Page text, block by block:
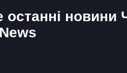
останні новини